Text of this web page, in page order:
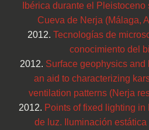
Ibérica durante el
Cueva de Nerja (Málaga,
2012. Tecnologías de
conocimiento del
2012. Surface geophysics
an aid to characterizing
ventilation patterns (Nerja
2012. Points of fixed lighting
de luz. Iluminación estática